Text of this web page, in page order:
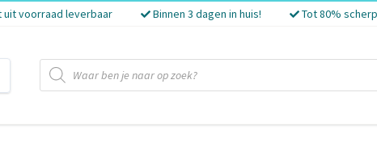
uit voorraad leverbaar Binnen 3 dagen in huis! Tot 80%
Producten
zoeken